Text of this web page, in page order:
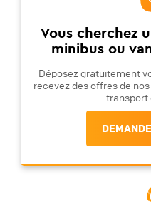
Vous cherchez
minibus ou
Déposez gratuitement
recevez des offres de
transport